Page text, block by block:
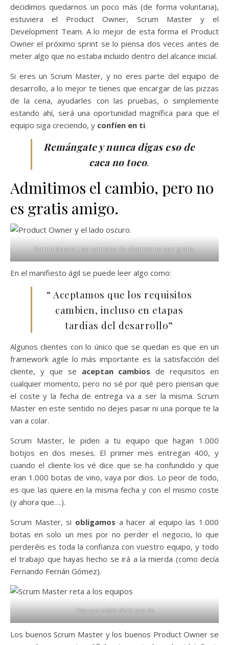
decidimos quedarnos un poco más (de forma voluntaria),
estuviera el Product Owner, Scrum Master y el
Development Team. A lo mejor de esta forma el Product
Owner el próximo sprint se lo piensa dos veces antes de
meter algo que no estaba incluido dentro del alcance inicial.
Si eres un Scrum Master, y no eres parte del equipo de
desarrollo, a lo mejor te tienes que encargar de las pizzas
de la cena, ayudarles con las pruebas, o simplemente
estando ahí, será una oportunidad magnífica para que el
equipo siga creciendo, y confíen en ti.
Remángate y nunca digas eso de
caca no toco.
Admitimos el cambio, pero no
es gratis amigo.
Scrum Master, los cambios de alcance no son gratis.
En el manifiesto ágil se puede leer algo como:
“ Aceptamos que los requisitos
cambien, incluso en etapas
tardías del desarrollo”
Algunos clientes con lo único que se quedan es que en un
framework agile lo más importante es la satisfacción del
cliente, y que se aceptan cambios de requisitos en
cualquier momento, pero no sé por qué pero piensan que
el coste y la fecha de entrega va a ser la misma. Scrum
Master en este sentido no dejes pasar ni una porque te la
van a colar.
Scrum Master, le piden a tu equipo que hagan 1.000
botijos en dos meses. El primer mes entregan 400, y
cuando el cliente los vé dice que se ha confundido y que
eran 1.000 botas de vino, vaya por dios. Lo peor de todo,
es que las quiere en la misma fecha y con el mismo coste
(y ahora que….).
Scrum Master, si obligamos a hacer al equipo las 1.000
botas en solo un mes por no perder el negocio, lo que
perderéis es toda la confianza con vuestro equipo, y todo
el trabajo que hayas hecho se irá a la mierda (como decía
Fernando Fernán Gómez).
Hay que saber decir que no
Los buenos Scrum Master y los buenos Product Owner se